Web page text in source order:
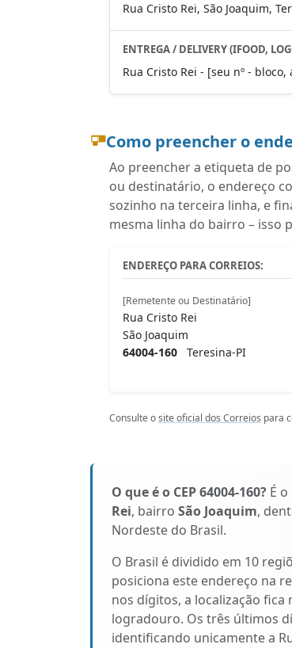
Rua Cristo Rei, São Joaquim,
ENTREGA / DELIVERY (IFOOD,
Rua Cristo Rei - [seu nº -
Como preencher o
Ao preencher a etiqueta de
ou destinatário, o endereço
sozinho na terceira linha, e
mesma linha do bairro – isso
ENDEREÇO PARA CORREIOS:
[Remetente ou Destinatário]
Rua Cristo Rei
São Joaquim
64004-160 Teresina-PI
Consulte osite oficial dos Correios para
O que é o CEP 64004-160? É
Rei, bairro São Joaquim,
Nordeste do Brasil.
O Brasil é dividido em 10
posiciona este endereço na
nos dígitos, a localização
logradouro. Os três últimos
identificando unicamente a